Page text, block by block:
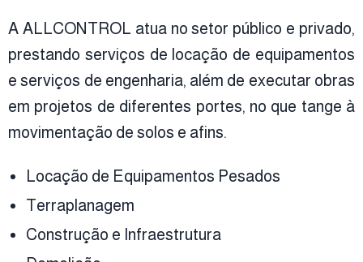
A ALLCONTROL atua no setor público e privado,
prestando serviços de locação de equipamentos
e serviços de engenharia, além de executar obras
em projetos de diferentes portes, no que tange à
movimentação de solos e afins.
Locação de Equipamentos Pesados
Terraplanagem
Construção e Infraestrutura